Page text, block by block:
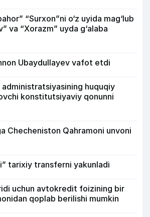
“Surxon”ni o‘z uyida mag‘lub
va “Xorazm” uyda g‘alaba
Ubaydullayev vafot etdi
huquqiy
konstitutsiyaviy qonunni
Checheniston Qahramoni unvoni
tarixiy transferni yakunladi
uchun avtokredit foizining bir
qoplab berilishi mumkin